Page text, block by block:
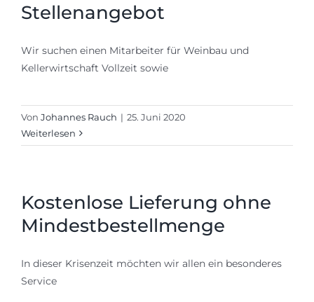
Aktuelles
Brennerei
Auszeichnungen
Kontakt
Stellenangebot
Wir suchen einen Mitarbeiter für Weinbau und
Kellerwirtschaft Vollzeit sowie
Von Johannes Rauch | 25. Juni 2020
Weiterlesen
Kostenlose Lieferung ohne
Mindestbestellmenge
In dieser Krisenzeit möchten wir allen ein besonderes
Service